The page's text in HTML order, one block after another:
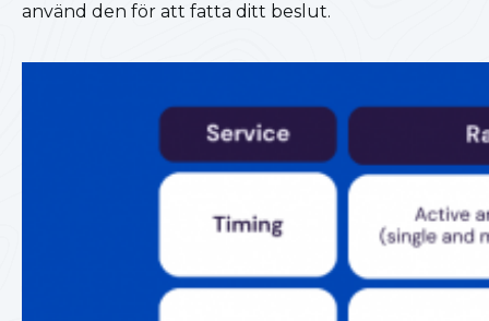
använd den för att fatta ditt beslut.